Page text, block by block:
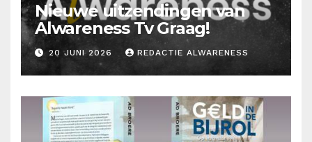
Nieuwe uitzendingen van
Alwareness Tv Graag!
20 JUNI 2026 REDACTIE ALWARENESS